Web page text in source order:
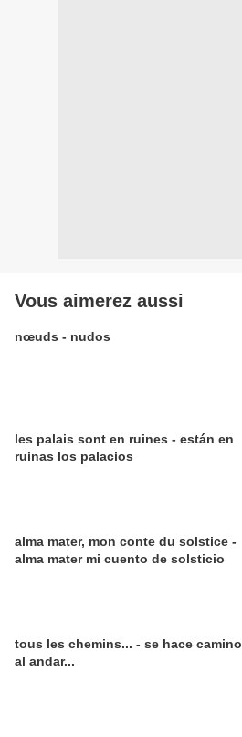
Vous aimerez aussi
nœuds - nudos
les palais sont en ruines - están en
ruinas los palacios
alma mater, mon conte du solstice -
alma mater mi cuento de solsticio
tous les chemins... - se hace camino
al andar...